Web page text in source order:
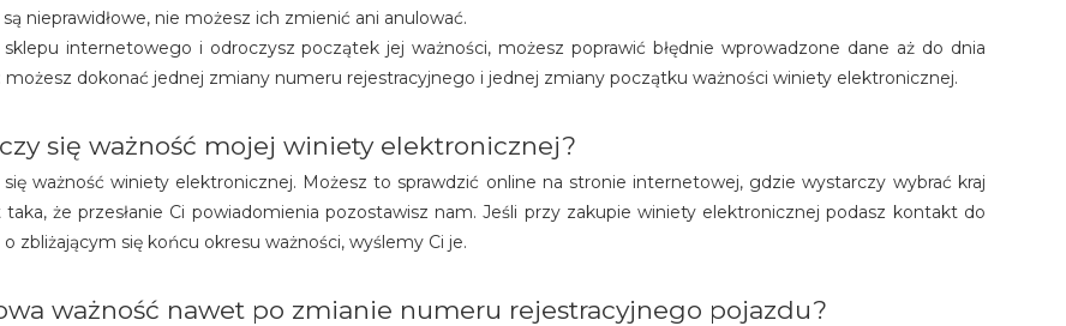
nieprawidłowe, nie możesz ich zmienić ani anulować.
internetowego i odroczysz początek jej ważności, możesz poprawić błędnie wprowadzone dane aż do dnia
dokonać jednej zmiany numeru rejestracyjnego i jednej zmiany początku ważności winiety elektronicznej.
się ważność mojej winiety elektronicznej?
ważność winiety elektronicznej. Możesz to sprawdzić online na stronie internetowej, gdzie wystarczy wybrać kraj
że przesłanie Ci powiadomienia pozostawisz nam. Jeśli przy zakupie winiety elektronicznej podasz kontakt do
zbliżającym się końcu okresu ważności, wyślemy Ci je.
ważność nawet po zmianie numeru rejestracyjnego pojazdu?